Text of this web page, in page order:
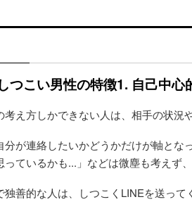
つこい男性の特徴1. 自己中心
考え方しかできない人は、相手の状況
分が連絡したいかどうかだけが軸と
っているかも...」などは微塵も考えず
独善的な人は、しつこくLINEを送って